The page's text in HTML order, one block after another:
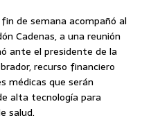
de semana acompañó al
Cadenas, a una reunión
ante el presidente de la
recurso financiero
médicas que serán
alta tecnología para
salud.